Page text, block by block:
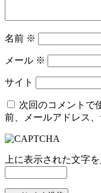
名前 ※
メール ※
サイト
次回のコメントで
前、メールアドレス、
上に表示された文字を